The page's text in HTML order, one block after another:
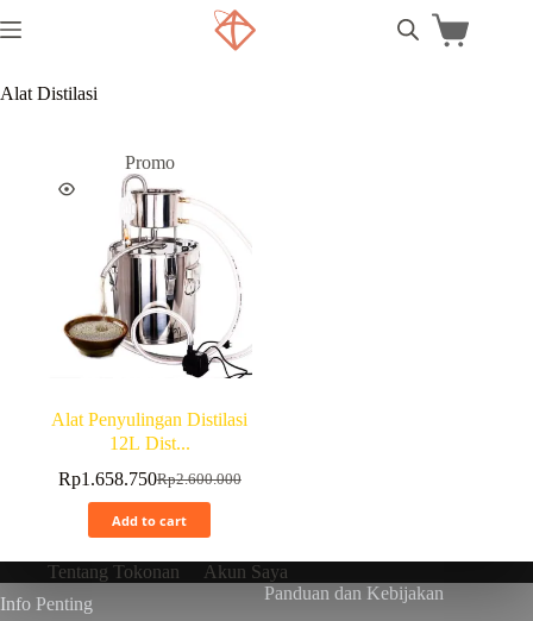
Alat Distilasi
Promo
Alat Penyulingan Distilasi
12L Dist...
Rp2.600.000
Rp1.658.750
Add to cart
Tentang Tokonan
Akun Saya
Info Penting
Panduan dan Kebijakan